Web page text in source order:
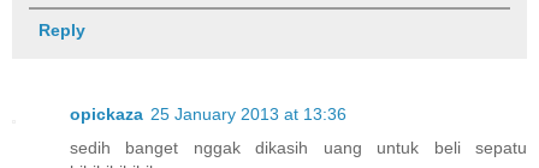
Reply
opickaza 25 January 2013 at 13:36
sedih banget nggak dikasih uang untuk beli sepatu